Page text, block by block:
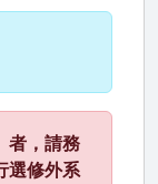
者，請務
選修外系